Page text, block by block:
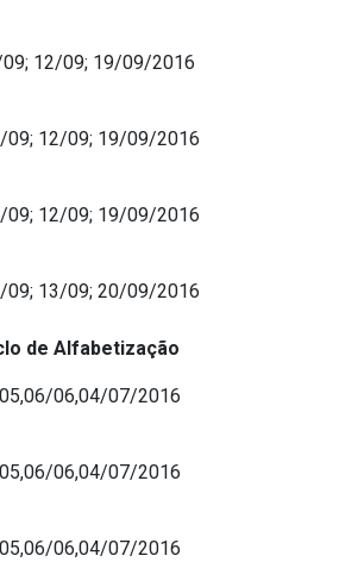
12/09; 19/09/2016
09; 12/09; 19/09/2016
09; 12/09; 19/09/2016
09; 13/09; 20/09/2016
de Alfabetização
06,04/07/2016
06,04/07/2016
06,04/07/2016